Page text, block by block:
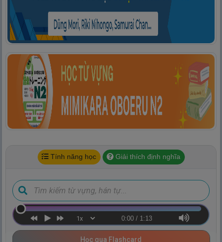
Tính năng học Giải thích định nghĩa
0:00 / 1:13
Học qua Flashcard